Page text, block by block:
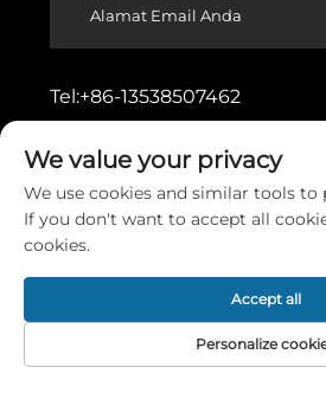
Tel:+86-13538507462
Alamat:No. 11, Jalan Wusong
Dongcheng, Kota Dongguan,
Guangdong
Halaman
Produk
We value your privacy
We use cookies and similar tools to
If you don't want to accept all
cookies.
Personalize
Accept all